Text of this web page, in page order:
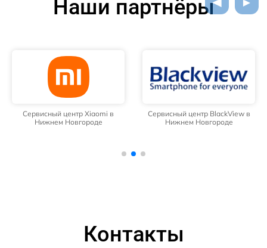
Наши партнёры
Сервисный центр Xiaomi в
Нижнем Новгороде
Сервисный центр BlackView в
Нижнем Новгороде
Контакты